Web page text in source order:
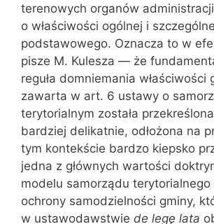
terenowych organów
o właściwości ogólnej i
podstawowego. Oznacza to w
pisze M. Kulesza — że
reguła domniemania właściwości
zawarta w art. 6 ustawy o
terytorialnym została
bardziej delikatnie, odłożona na
tym kontekście bardzo kiepsko
jedna z głównych wartości
modelu samorządu
ochrony samodzielności gminy,
w ustawodawstwie de legę lata